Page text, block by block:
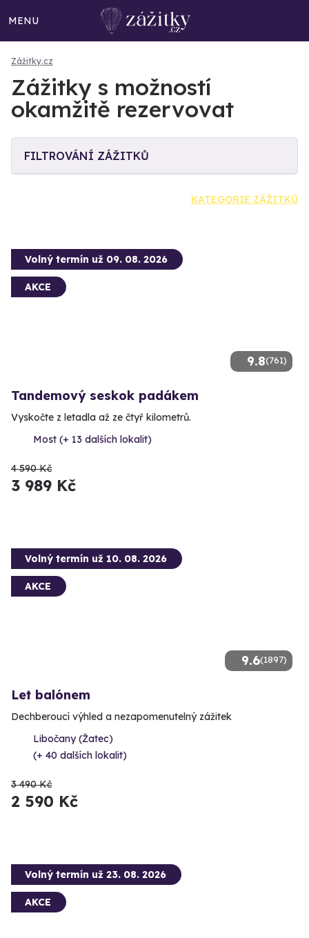
MENU
Zážitky.cz
Zážitky s možností
okamžitě rezervovat
FILTROVÁNÍ ZÁŽITKŮ
KATEGORIE ZÁŽITKŮ
9.8(761)
Volný termín už 09. 08. 2026
AKCE
Tandemový seskok padákem
Vyskočte z letadla až ze čtyř kilometrů.
Most (+ 13 dalších lokalit)
4 590 Kč
3 989 Kč
9.6(1897)
Volný termín už 10. 08. 2026
AKCE
Let balónem
Dechberoucí výhled a nezapomenutelný zážitek
Libočany (Žatec)
(+ 40 dalších lokalit)
3 490 Kč
2 590 Kč
Volný termín už 23. 08. 2026
AKCE